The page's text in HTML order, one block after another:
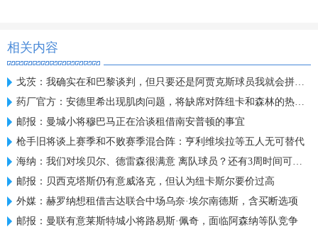
相关内容
戈茨：我确实在和巴黎谈判，但只要还是阿贾克斯球员我就会拼全力
药厂官方：安德里希出现肌肉问题，将缺席对阵纽卡和森林的热身赛
邮报：曼城小将穆巴马正在洽谈租借南安普顿的事宜
枪手旧将谈上赛季和不败赛季混合阵：亨利维埃拉等五人无可替代
海纳：我们对埃贝尔、德雷森很满意 离队球员？还有3周时间可操作
邮报：贝西克塔斯仍有意威洛克，但认为纽卡斯尔要价过高
外媒：赫罗纳想租借吉达联合中场乌奈·埃尔南德斯，含买断选项
邮报：曼联有意莱斯特城小将路易斯·佩奇，面临阿森纳等队竞争